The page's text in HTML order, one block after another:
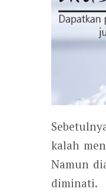
kalah
Namun
diminati.